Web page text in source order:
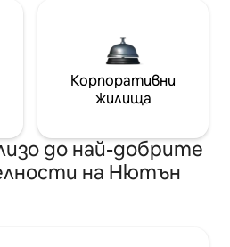
Корпоративни
жилища
до най-добрите
на Нютън